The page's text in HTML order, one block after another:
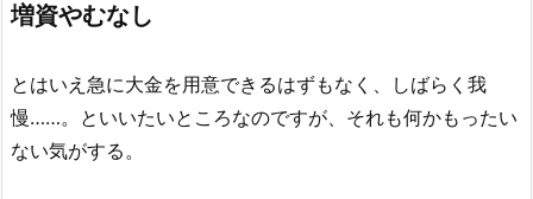
増資やむなし
とはいえ急に大金を用意できるはずもなく、しばらく我
慢……。といいたいところなのですが、それも何かもったい
ない気がする。